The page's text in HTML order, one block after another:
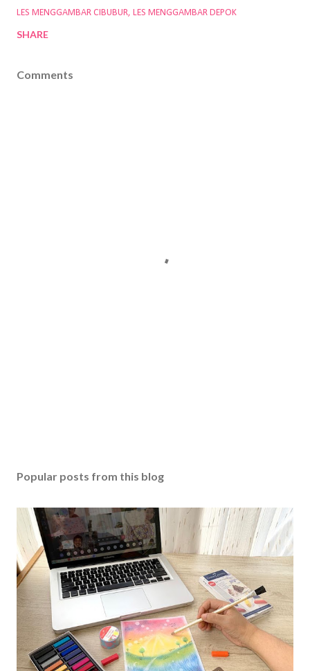
LES MENGGAMBAR CIBUBUR LES MENGGAMBAR DEPOK
SHARE
Comments
Popular posts from this blog